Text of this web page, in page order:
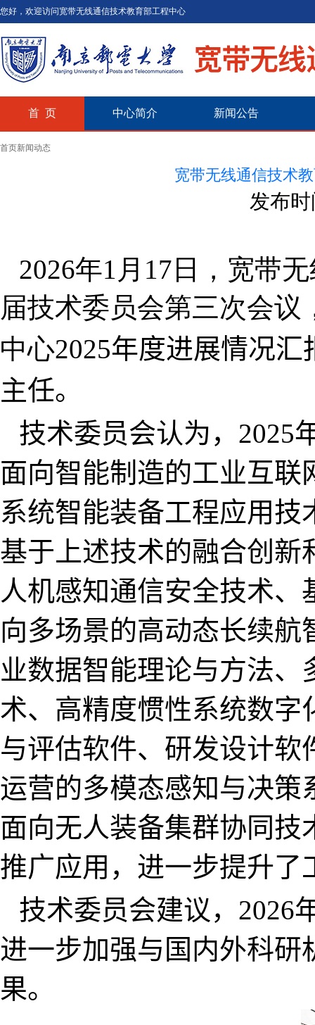
您好，欢迎访问宽带无线通信技术教育部工程中心
首 页 中心简介 新闻公告
首页新闻动态
宽带无线通信技术
发布
2026年1 月 17 日，宽带
届技术委员会第三次会
中心2025年度进展情况汇
主任。
技术委员会认为， 2025
面向智能制造的工业互
系统智能装备工程应用
基于上述技术的融合创新
人机感知通信安全技术
向多场景的高动态长续
业数据智能理论与方法
术、高精度惯性系统数字
与评估软件、研发设计
运营的多模态感知与决策
面向无人装备集群协同
推广应用，进一步提升了
技术委员会建议 ， 2026
进一步加强与国内外科研
果。